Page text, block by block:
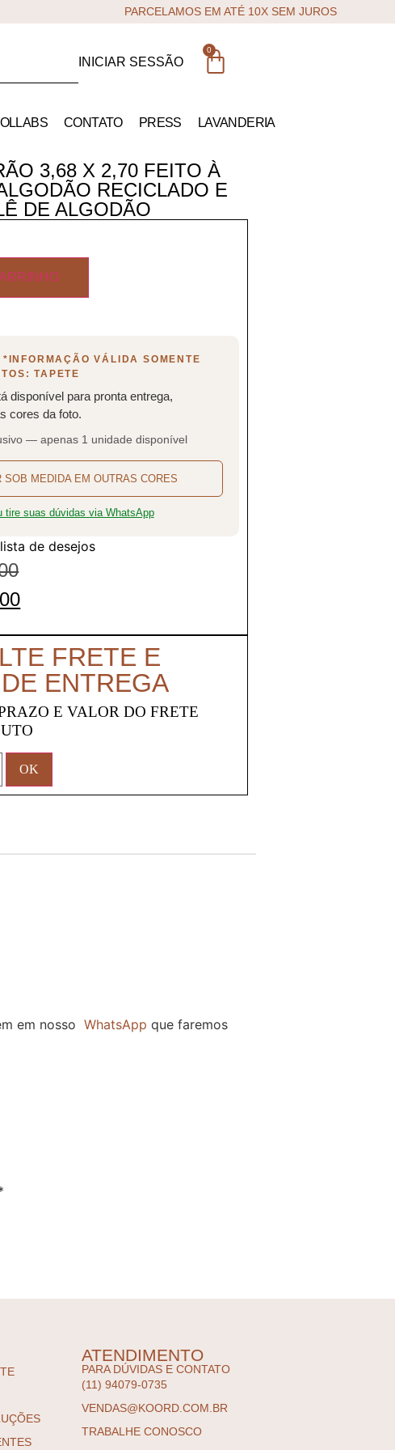
PARCELAMOS EM ATÉ 10X SEM JUROS
INICIAR SESSÃO
0
CONTATO PRESS LAVANDERIA
3,68 X 2,70 FEITO À
RECICLADO E
DE ALGODÃO
*INFORMAÇÃO VÁLIDA SOMENTE
TAPETE
disponível para pronta entrega,
cores da foto.
— apenas 1 unidade disponível
SOB MEDIDA EM OUTRAS CORES
tire suas dúvidas via WhatsApp
de desejos
FRETE E
ENTREGA
E VALOR DO FRETE
em nosso WhatsApp que faremos
ATENDIMENTO
PARA DÚVIDAS E CONTATO
(11) 94079-0735
VENDAS@KOORD.COM.BR
TRABALHE CONOSCO